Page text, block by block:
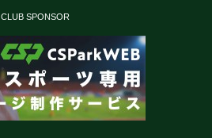
CLUB SPONSOR